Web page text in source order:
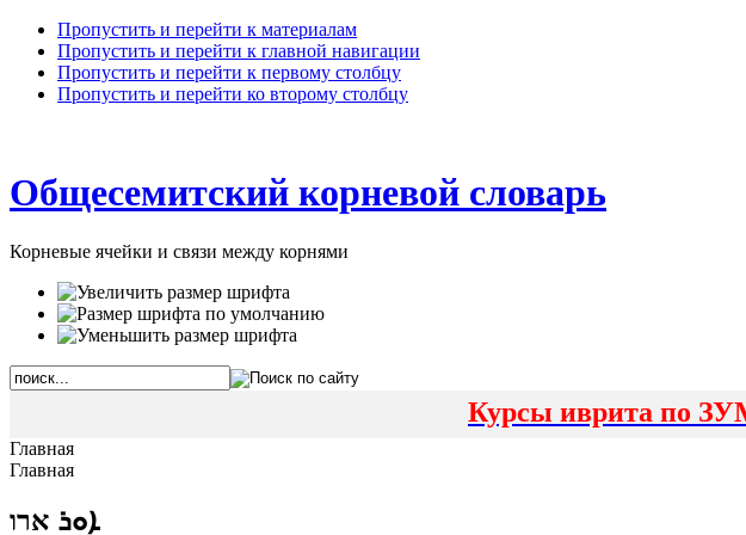
Пропустить и перейти к материалам
Пропустить и перейти к главной навигации
Пропустить и перейти к первому столбцу
Пропустить и перейти ко второму столбцу
Общесемитский корневой словарь
Корневые ячейки и связи между корнями
Курсы иврита по
Главная
Главная
ܐܘܪ ארו